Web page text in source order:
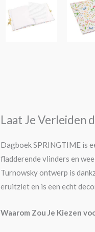
Laat Je Verleiden
Dagboek SPRINGTIME is
fladderende vlinders en
Turnowsky ontwerp is
eruitziet en is een echt
Waarom Zou Je Kiezen